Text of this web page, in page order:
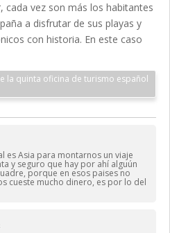
cada vez son más los habitantes
a disfrutar de sus playas y
con historia. En este caso
la quinta oficina de turismo español
es Asia para montarnos un viaje
y seguro que hay por ahí alguún
porque en esos paises no
cueste mucho dinero, es por lo del